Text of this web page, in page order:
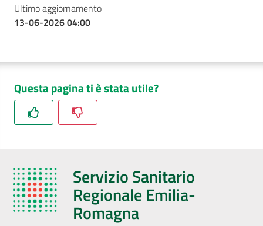
Ultimo aggiornamento
13-06-2026 04:00
Questa pagina ti è stata utile?
Servizio Sanitario
Regionale Emilia-
Romagna